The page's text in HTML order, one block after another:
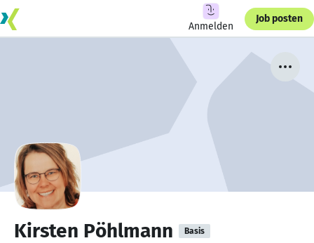
Anmelden
Job posten
Kirsten Pöhlmann Basis